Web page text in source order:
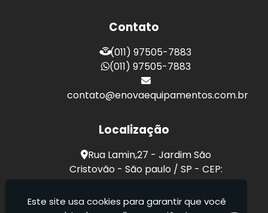
Contato
(011) 97505-7883
(011) 97505-7883
contato@enovaequipamentos.com.br
Localização
Rua Lamin,27 - Jardim São
Cristovão - São paulo / SP - CEP:
Este site usa cookies para garantir que você